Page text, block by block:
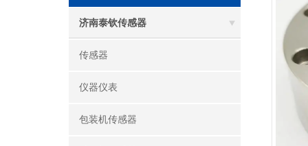
济南泰钦传感器
传感器
仪器仪表
包装机传感器